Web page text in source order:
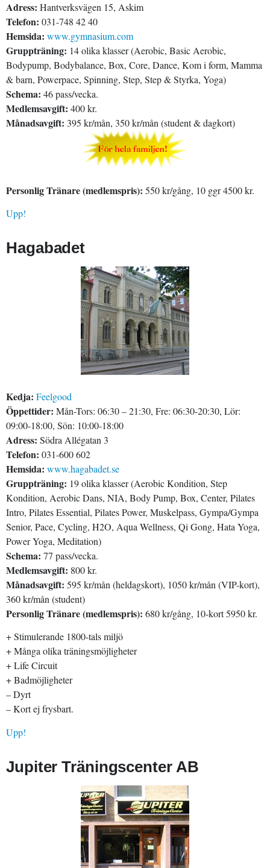
Adress: Hantverksvägen 15, Askim
Telefon: 031-748 42 40
Hemsida: www.gymnasium.com
Gruppträning: 14 olika klasser (Aerobic, Basic Aerobic,
Bodypump, Bodybalance, Box, Core, Dance, Kom i form, Mamma
& barn, Powerpace, Spinning, Step, Step & Styrka, Yoga)
Schema: 46 pass/vecka.
Medlemsavgift: 400 kr.
Månadsavgift: 395 kr/mån, 350 kr/mån (student & dagkort)
Personlig Tränare (medlemspris): 550 kr/gång, 10 ggr 4500 kr.
Upp!
Hagabadet
Kedja: Feelgood
Öppettider: Mån-Tors: 06:30 – 21:30, Fre: 06:30-20:30, Lör:
09:00-18:00, Sön: 10:00-18:00
Adress: Södra Allégatan 3
Telefon: 031-600 602
Hemsida: www.hagabadet.se
Gruppträning: 19 olika klasser (Aerobic Kondition, Step
Kondition, Aerobic Dans, NIA, Body Pump, Box, Center, Pilates
Intro, Pilates Essential, Pilates Power, Muskelpass, Gympa/Gympa
Senior, Pace, Cycling, H2O, Aqua Wellness, Qi Gong, Hata Yoga,
Power Yoga, Meditation)
Schema: 77 pass/vecka.
Medlemsavgift: 800 kr.
Månadsavgift: 595 kr/mån (heldagskort), 1050 kr/mån (VIP-kort),
360 kr/mån (student)
Personlig Tränare (medlemspris): 680 kr/gång, 10-kort 5950 kr.
+ Stimulerande 1800-tals miljö
+ Många olika träningsmöjligheter
+ Life Circuit
+ Badmöjligheter
– Dyrt
– Kort ej frysbart.
Upp!
Jupiter Träningscenter AB